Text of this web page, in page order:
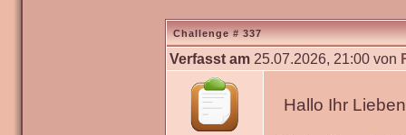
Challenge # 337
Verfasst am 25.07.2026, 21:00 von
Hallo Ihr